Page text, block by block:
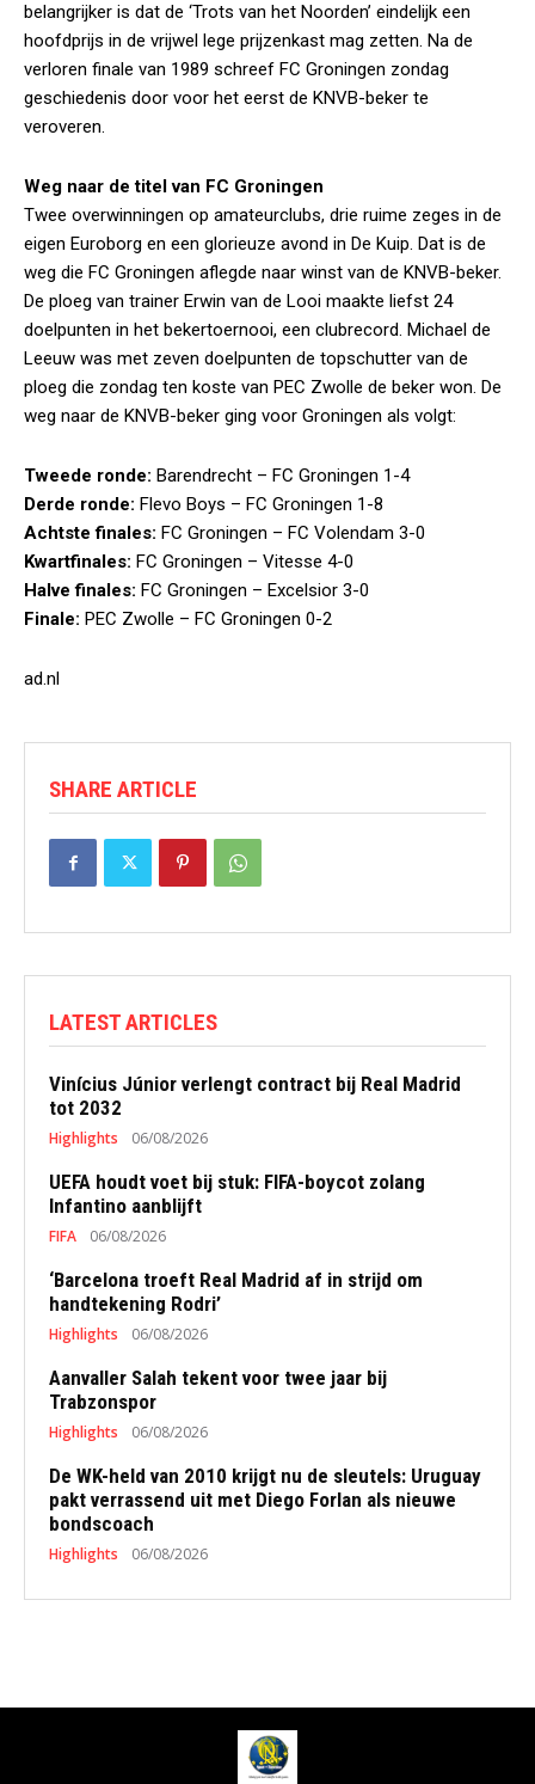
belangrijker is dat de ‘Trots van het Noorden’ eindelijk een
hoofdprijs in de vrijwel lege prijzenkast mag zetten. Na de
verloren finale van 1989 schreef FC Groningen zondag
geschiedenis door voor het eerst de KNVB-beker te
veroveren.
Weg naar de titel van FC Groningen
Twee overwinningen op amateurclubs, drie ruime zeges in de
eigen Euroborg en een glorieuze avond in De Kuip. Dat is de
weg die FC Groningen aflegde naar winst van de KNVB-beker.
De ploeg van trainer Erwin van de Looi maakte liefst 24
doelpunten in het bekertoernooi, een clubrecord. Michael de
Leeuw was met zeven doelpunten de topschutter van de
ploeg die zondag ten koste van PEC Zwolle de beker won. De
weg naar de KNVB-beker ging voor Groningen als volgt:
Tweede ronde: Barendrecht – FC Groningen 1-4
Derde ronde: Flevo Boys – FC Groningen 1-8
Achtste finales: FC Groningen – FC Volendam 3-0
Kwartfinales: FC Groningen – Vitesse 4-0
Halve finales: FC Groningen – Excelsior 3-0
Finale: PEC Zwolle – FC Groningen 0-2
ad.nl
SHARE ARTICLE
LATEST ARTICLES
Vinícius Júnior verlengt contract bij Real Madrid
tot 2032
Highlights 06/08/2026
UEFA houdt voet bij stuk: FIFA-boycot zolang
Infantino aanblijft
FIFA 06/08/2026
‘Barcelona troeft Real Madrid af in strijd om
handtekening Rodri’
Highlights 06/08/2026
Aanvaller Salah tekent voor twee jaar bij
Trabzonspor
Highlights 06/08/2026
De WK-held van 2010 krijgt nu de sleutels: Uruguay
pakt verrassend uit met Diego Forlan als nieuwe
bondscoach
Highlights 06/08/2026